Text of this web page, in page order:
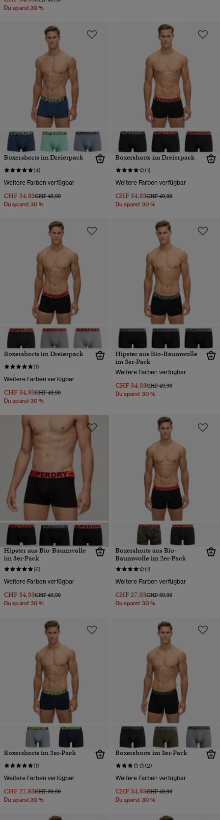
Du sparst 30 %
Boxershorts im Dreierpack
(4)
Weitere Farben verfügbar
CHF 34,93Preis wurde reduziert von
CHF 49,90bis
Du sparst 30 %
Boxershorts im Dreierpack
(1)
Weitere Farben verfügbar
CHF 34,93Preis wurde reduziert von
CHF 49,90bis
Du sparst 30 %
Boxershorts im Dreierpack
(1)
Weitere Farben verfügbar
CHF 34,93Preis wurde reduziert von
CHF 49,90bis
Du sparst 30 %
Hipster aus Bio-Baumwolle
im 3er-Pack
Weitere Farben verfügbar
CHF 34,93Preis wurde reduziert von
CHF 49,90bis
Du sparst 30 %
Hipster aus Bio-Baumwolle
im 3er-Pack
(6)
Weitere Farben verfügbar
CHF 34,93Preis wurde reduziert von
CHF 49,90bis
Du sparst 30 %
Boxershorts aus Bio-
Baumwolle im 2er-Pack
(1)
Weitere Farben verfügbar
CHF 27,93Preis wurde reduziert von
CHF 39,90bis
Du sparst 30 %
Boxershorts im 2er-Pack
(1)
Weitere Farben verfügbar
CHF 27,93Preis wurde reduziert von
CHF 39,90bis
Du sparst 30 %
Boxershorts im 3er-Pack
(2)
Weitere Farben verfügbar
CHF 34,93Preis wurde reduziert von
CHF 49,90bis
Du sparst 30 %